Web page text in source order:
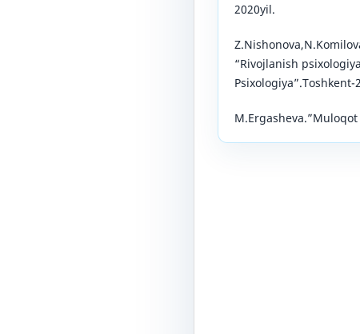
2020yil.
“Rivojlanish
Psixologiya”.Toshkent-